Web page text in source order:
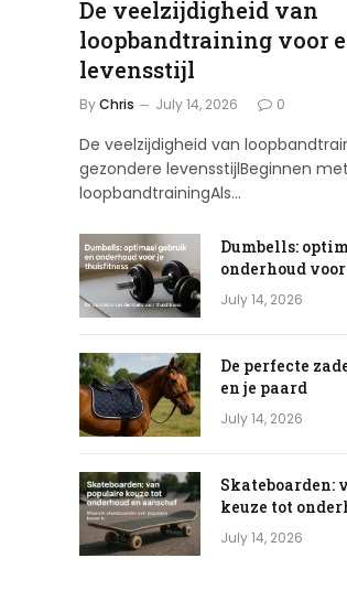
De veelzijdigheid van
loopbandtraining voor
levensstijl
ByChris July 14, 2026 0
De veelzijdigheid van
gezondere levensstijlBeginnen met
loopbandtrainingAls…
Dumbells:
onderhoud
July 14, 2026
De perfecte
en je paard
July 14, 2026
Skateboarden:
keuze tot
July 14, 2026